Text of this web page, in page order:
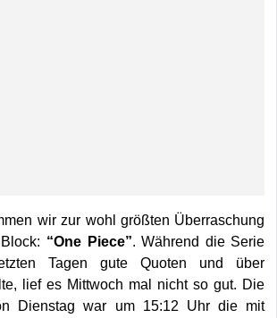
wir zur wohl größten Überraschung
“One Piece”. Während die Serie
Tagen gute Quoten und über
lief es Mittwoch mal nicht so gut. Die
Dienstag war um 15:12 Uhr die mit